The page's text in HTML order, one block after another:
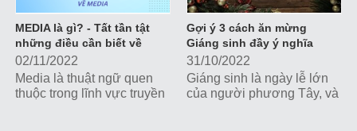
MEDIA là gì? - Tất tần tật
những điều cần biết về
Media
02/11/2022
Media là thuật ngữ quen
thuộc trong lĩnh vực truyền
Gợi ý 3 cách ăn mừng
Giáng sinh đầy ý nghĩa
31/10/2022
Giáng sinh là ngày lễ lớn
của người phương Tây, và